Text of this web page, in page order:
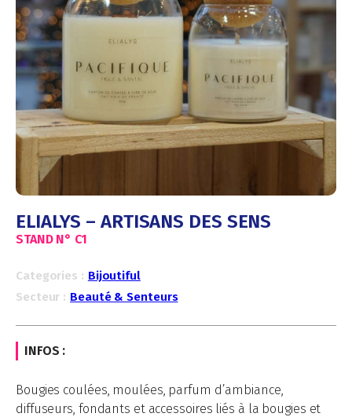
ELIALYS – ARTISANS DES SENS
STAND N° C1
Categories : Bijoutiful
Secteur : Beauté & Senteurs
INFOS :
Bougies coulées, moulées, parfum d’ambiance,
diffuseurs, fondants et accessoires liés à la bougies et